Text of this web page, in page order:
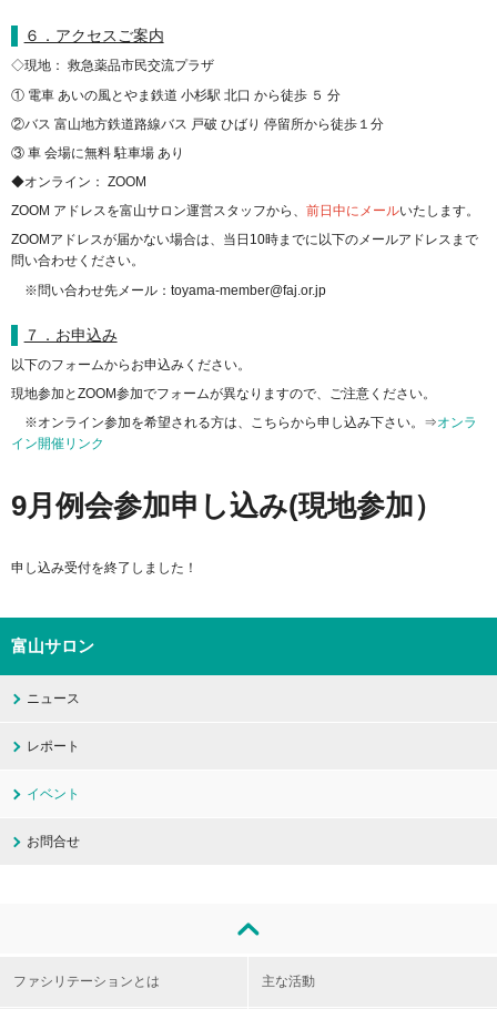
６．アクセスご案内
◇現地： 救急薬品市民交流プラザ
① 電車 あいの風とやま鉄道 小杉駅 北口 から徒歩 ５ 分
②バス 富山地方鉄道路線バス 戸破 ひばり 停留所から徒歩１分
③ 車 会場に無料 駐車場 あり
◆オンライン： ZOOM
ZOOM アドレスを富山サロン運営スタッフから、 前日中にメールいたします。
ZOOMアドレスが届かない場合は、当日10時までに以下のメールアドレスまで
問い合わせください。
※問い合わせ先メール：toyama-member@faj.or.jp
７．お申込み
以下のフォームからお申込みください。
現地参加とZOOM参加でフォームが異なりますので、ご注意ください。
※オンライン参加を希望される方は、こちらから申し込み下さい。⇒オンラ
イン開催リンク
9月例会参加申し込み(現地参加）
申し込み受付を終了しました！
富山サロン
ニュース
レポート
イベント
お問合せ
ファシリテーションとは 主な活動